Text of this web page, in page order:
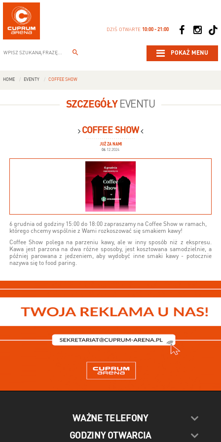
DZIŚ OTWARTE 10:00 - 21:00
POKAŻ MENU
HOME EVENTY COFFEE SHOW
SZCZEGÓŁYEVENTU
COFFEE SHOW
JUŻ ZA NAMI
06 12.2024
6 grudnia od godziny 15:00 do 18:00 zapraszamy na Coffee Show w ramach,
którego chcemy wspólnie z Wami rozkoszować się smakiem kawy!
Coffee Show polega na parzeniu kawy, ale w inny sposób niż z ekspresu.
Kawa jest parzona na dwa różne sposoby, jest kosztowana samodzielnie, a
później parowana z jedzeniem, aby wydobyć inne smaki kawy - potocznie
nazywa się to food paring.
WAŻNE TELEFONY
GODZINY OTWARCIA